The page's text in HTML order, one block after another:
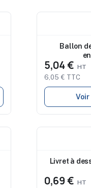
Ballon
5,04 €
6,05 € TTC
Livret à
0,69 €